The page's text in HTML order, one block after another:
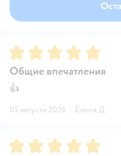
Рейтинг:5
Общие впечатления
👍
05 августа 2026 · Елена Д.
Рейтинг:5